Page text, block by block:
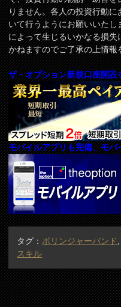
りません。各人の投資行動
いて行うようにお願いいた
によって生じるいかなる損
かねますのでご了承の上情報
ザ・オプション新規口座開
モバイルアプリも完備、モ
タグ： ボリンジャーバンド
スキル